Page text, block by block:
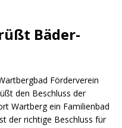
Bäder-
Förderverein
den Beschluss der
Wartberg ein Familienbad
der richtige Beschluss für